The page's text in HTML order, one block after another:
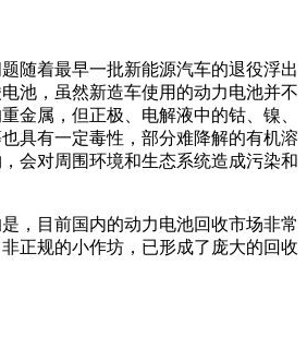
随着最早一批新能源汽车的退役浮出
池，虽然新造车使用的动力电池并不
金属，但正极、电解液中的钴、镍、
具有一定毒性，部分难降解的有机溶
会对周围环境和生态系统造成污染和
，目前国内的动力电池回收市场非常
正规的小作坊，已形成了庞大的回收